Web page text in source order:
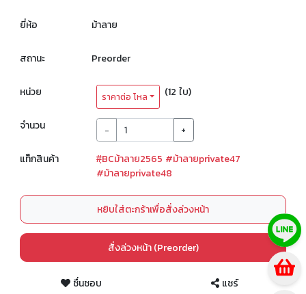
ยี่ห้อ ม้าลาย
สถานะ Preorder
หน่วย ราคาต่อ โหล (12 ใบ)
จำนวน - +
แท็กสินค้า #ฺBCม้าลาย2565 #ม้าลายprivate47
#ม้าลายprivate48
หยิบใส่ตะกร้าเพื่อสั่งล่วงหน้า
สั่งล่วงหน้า (Preorder)
ชื่นชอบ แชร์